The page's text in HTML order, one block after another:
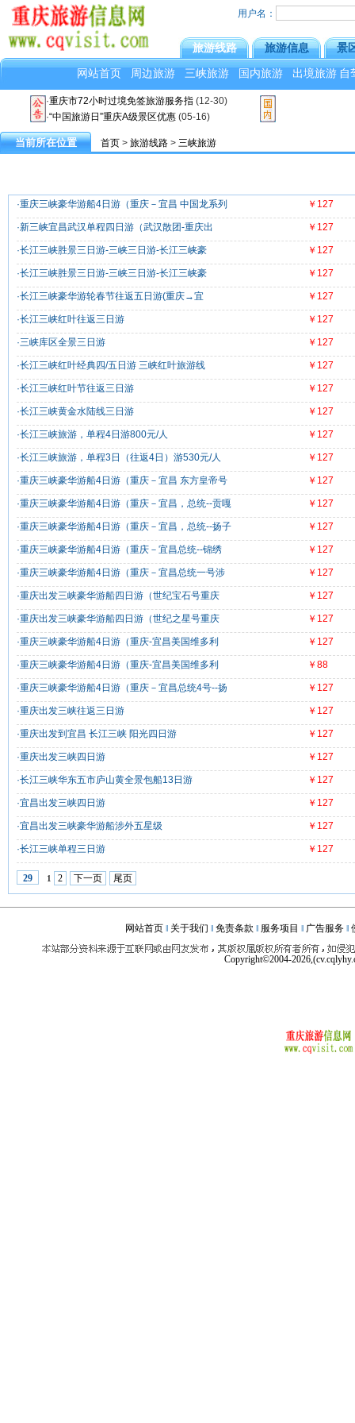
用户名：
旅游线路 旅游信息
景
网站首页
周边旅游 三峡旅游 国内旅游 出境旅游 自
·重庆市72小时过境免签旅游服务指 (12-30)
·“中国旅游日”重庆A级景区优惠 (05-16)
当前所在位置 首页 > 旅游线路 > 三峡旅游
·重庆三峡豪华游船4日游（重庆－宜昌 中国龙系列 ￥127
·新三峡宜昌武汉单程四日游（武汉散团-重庆出 ￥127
·长江三峡胜景三日游-三峡三日游-长江三峡豪 ￥127
·长江三峡胜景三日游-三峡三日游-长江三峡豪 ￥127
·长江三峡豪华游轮春节往返五日游(重庆→宜 ￥127
·长江三峡红叶往返三日游 ￥127
·三峡库区全景三日游 ￥127
·长江三峡红叶经典四/五日游 三峡红叶旅游线 ￥127
·长江三峡红叶节往返三日游 ￥127
·长江三峡黄金水陆线三日游 ￥127
·长江三峡旅游，单程4日游800元/人 ￥127
·长江三峡旅游，单程3日（往返4日）游530元/人 ￥127
·重庆三峡豪华游船4日游（重庆－宜昌 东方皇帝号 ￥127
·重庆三峡豪华游船4日游（重庆－宜昌，总统--贡嘎 ￥127
·重庆三峡豪华游船4日游（重庆－宜昌，总统--扬子 ￥127
·重庆三峡豪华游船4日游（重庆－宜昌总统--锦绣 ￥127
·重庆三峡豪华游船4日游（重庆－宜昌总统一号涉 ￥127
·重庆出发三峡豪华游船四日游（世纪宝石号重庆 ￥127
·重庆出发三峡豪华游船四日游（世纪之星号重庆 ￥127
·重庆三峡豪华游船4日游（重庆-宜昌美国维多利 ￥127
·重庆三峡豪华游船4日游（重庆-宜昌美国维多利 ￥88
·重庆三峡豪华游船4日游（重庆－宜昌总统4号--扬 ￥127
·重庆出发三峡往返三日游 ￥127
·重庆出发到宜昌 长江三峡 阳光四日游 ￥127
·重庆出发三峡四日游 ￥127
·长江三峡华东五市庐山黄全景包船13日游 ￥127
·宜昌出发三峡四日游 ￥127
·宜昌出发三峡豪华游船涉外五星级 ￥127
·长江三峡单程三日游 ￥127
29 1 2 下一页 尾页
网站首页‖ 关于我们 ‖ 免责条款 ‖ 服务项目 ‖ 广告服务‖
Copyright©2004-